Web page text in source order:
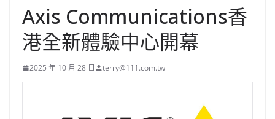
Axis Communications香
港全新體驗中心開幕
2025 年 10 月 28 日 terry@111.com.tw